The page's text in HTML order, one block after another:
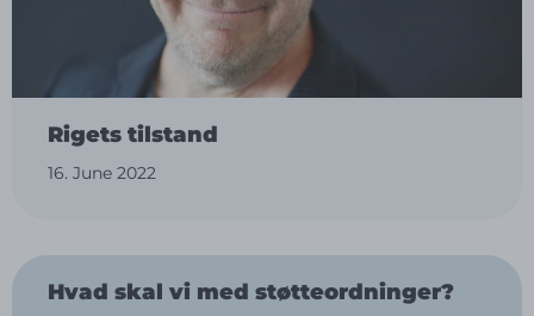
Rigets tilstand
16. June 2022
Hvad skal vi med støtteordninger?